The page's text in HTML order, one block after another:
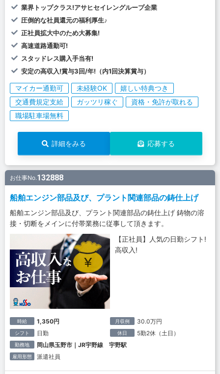
業界トップクラス!アサヒセイレングループ企業
圧倒的な社員還元の福利厚生♪
正社員拡大中のため大募集!
高速道路通勤可!
スタッドレス購入手当有!
安定の高収入!賞与3回/年!（内1回決算賞与）
マイカー通勤可 未経験OK
嬉しい特典つき
交通費規定支給
ガッツリ稼ぐ
資格・免許が取れる
職場駐車場無料
詳細をみる 応募する
お仕事No.132888
船舶エンジン部品及び、プラント関連部品の鋳仕上げ
船舶エンジン部品及び、プラント関連部品の鋳仕上げ 鋳物の溶
接・切断をメインに付帯業務に従事して頂きます。
【正社員】人気の日勤シフト!
高収入!
時給 1,350円 月収例 30.0万円
シフト 日勤 休日 5勤2休（土日）
勤務地 岡山県玉野市｜JR宇野線 宇野駅
雇用形態 派遣社員